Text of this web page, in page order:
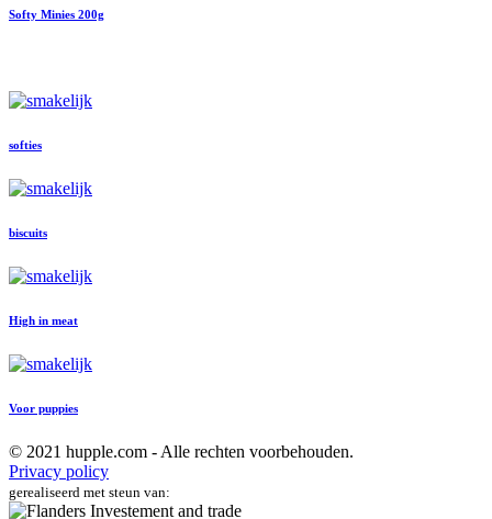
Softy Minies 200g
softies
biscuits
High in meat
Voor puppies
© 2021 hupple.com - Alle rechten voorbehouden.
Privacy policy
gerealiseerd met steun van: